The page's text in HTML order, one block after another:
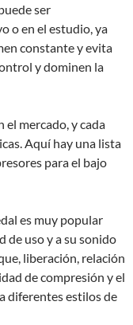
ser
o en el estudio, ya
constante y evita
y dominen la
el mercado, y cada
Aquí hay una lista
para el bajo
es muy popular
de uso y a su sonido
liberación, relación
de compresión y el
diferentes estilos de